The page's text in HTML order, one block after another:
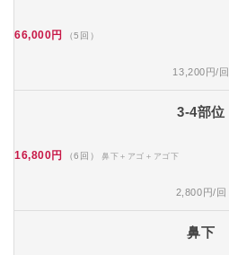
66,000円 （5回）
13,200円/回
3-4部位
16,800円 （6回） 鼻下＋アゴ＋アゴ下
2,800円/回
鼻下